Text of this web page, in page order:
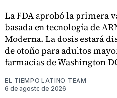
La FDA aprobó la primera
basada en tecnología de
Moderna. La dosis estará
de otoño para adultos
farmacias de Washington
EL TIEMPO LATINO TEAM
6 de agosto de 2026